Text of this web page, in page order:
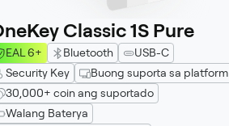
Classic 1S Pure
EAL 6+ Bluetooth
USB-C
Security Key
Buong suporta sa platform
30,000+ coin ang suportado
Walang Baterya